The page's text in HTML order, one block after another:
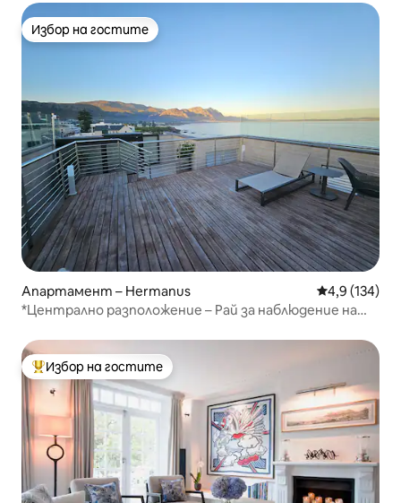
Избор на гостите
Избор на гостите
Апартамент – Hermanus Средна
4,9 (134)
*Централно разположение – Рай за наблюдение на
Най-популярен избор на гостите
Избор на гостите